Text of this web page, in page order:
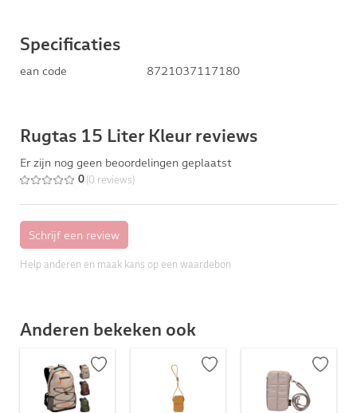
Specificaties
ean code 8721037117180
Rugtas 15 Liter Kleur reviews
Er zijn nog geen beoordelingen geplaatst
0 (0 reviews)
Help anderen en maak kans op een waardebon
Anderen bekeken ook